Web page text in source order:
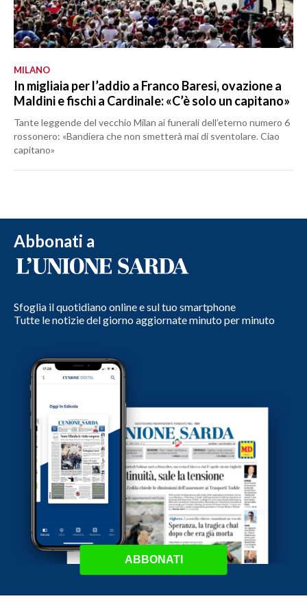
MILANO
In migliaia per l’addio a Franco Baresi, ovazione a
Maldini e fischi a Cardinale: «C’è solo un capitano»
Tante leggende del vecchio Milan ai funerali dell’eterno numero 6
rossonero: «Bandiera che non smetterà mai di sventolare. Ciao
capitano»
Abbonati a
Sfoglia il quotidiano online e sul tuo smartphone
Tutte le notizie del giorno aggiornate minuto per minuto
ABBONATI